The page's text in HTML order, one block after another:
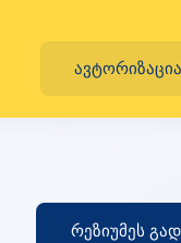
ავტორიზაცია
რეზიუმეს